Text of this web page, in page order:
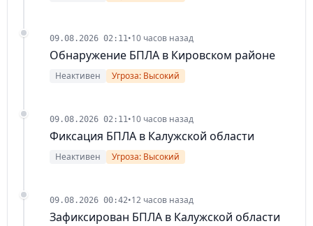
09.08.2026 02:11•10 часов назад
Обнаружение БПЛА в Кировском районе
Неактивен Угроза: Высокий
09.08.2026 02:11•10 часов назад
Фиксация БПЛА в Калужской области
Неактивен Угроза: Высокий
09.08.2026 00:42•12 часов назад
Зафиксирован БПЛА в Калужской области